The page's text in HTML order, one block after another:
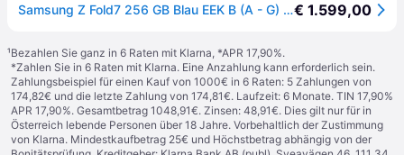
Samsung Z Fold7 256 GB Blau EEK B (A - G) 20.3 cm (8 Zoll) Smartphone - [Blau]€ 1.599,00
¹Bezahlen Sie ganz in 6 Raten mit Klarna, *APR 17,90%.
*Zahlen Sie in 6 Raten mit Klarna. Eine Anzahlung kann erforderlich sein.
Zahlungsbeispiel für einen Kauf von 1000€ in 6 Raten: 5 Zahlungen von
174,82€ und die letzte Zahlung von 174,81€. Laufzeit: 6 Monate. TIN 17,90%
APR 17,90%. Gesamtbetrag 1048,91€. Zinsen: 48,91€. Dies gilt nur für in
Österreich lebende Personen über 18 Jahre. Vorbehaltlich der Zustimmung
von Klarna. Mindestkaufbetrag 25€ und Höchstbetrag abhängig von der